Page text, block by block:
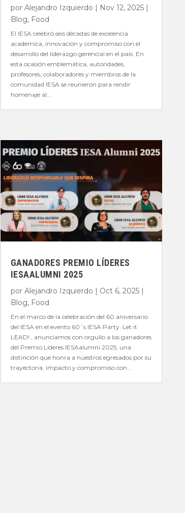
por Alejandro Izquierdo | Nov 12, 2025|
Blog, Food
El IESA celebró seis décadas de excelencia
académica, innovación y compromiso con el
desarrollo del liderazgo gerencial en el país. En
esta ocasión emblemática, autoridades,
profesores, colaboradores y miembros de la
comunidad IESA se reunieron para rendir
homenaje al...
GANADORES PREMIO LÍDERES
IESAALUMNI 2025
por Alejandro Izquierdo | Oct 6, 2025|
Blog, Food
En el marco de la celebración del 60 aniversario
del IESA en el evento 60´s IESA Party. Let it
LEAD! , anunciamos con orgullo a los ganadores
del Premio Líderes IESAalumni 2025, una
distinción que honra a nuestros egresados por su
trayectoria, impacto y compromiso con...